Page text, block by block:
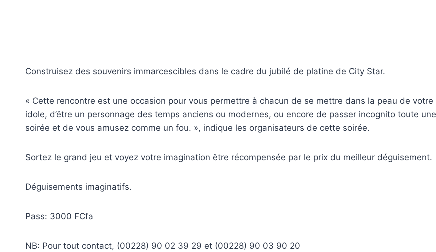
Construisez des souvenirs immarcescibles dans le cadre du jubilé de platine de City Star.
« Cette rencontre est une occasion pour vous permettre à chacun de se mettre dans la peau de votre
idole, d’être un personnage des temps anciens ou modernes, ou encore de passer incognito toute une
soirée et de vous amusez comme un fou. », indique les organisateurs de cette soirée.
Sortez le grand jeu et voyez votre imagination être récompensée par le prix du meilleur déguisement.
Déguisements imaginatifs.
Pass: 3000 FCfa
NB: Pour tout contact, (00228) 90 02 39 29 et (00228) 90 03 90 20